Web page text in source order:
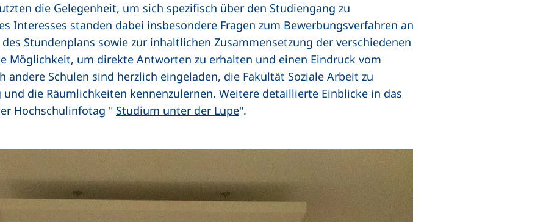
die Gelegenheit, um sich spezifisch über den Studiengang zu
Interesses standen dabei insbesondere Fragen zum Bewerbungsverfahren an
Stundenplans sowie zur inhaltlichen Zusammensetzung der verschiedenen
Möglichkeit, um direkte Antworten zu erhalten und einen Eindruck vom
andere Schulen sind herzlich eingeladen, die Fakultät Soziale Arbeit zu
die Räumlichkeiten kennenzulernen. Weitere detaillierte Einblicke in das
Hochschulinfotag " Studium unter der Lupe".